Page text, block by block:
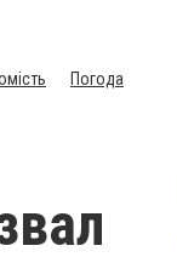
Погода